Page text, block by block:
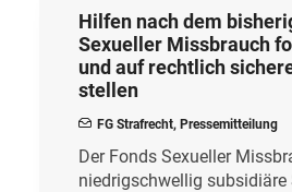
Hilfen nach dem
Sexueller Missbrauch
und auf rechtlich
stellen
FG Strafrecht, Pressemitteilung
Der Fonds Sexueller
niedrigschwellig subsidiäre